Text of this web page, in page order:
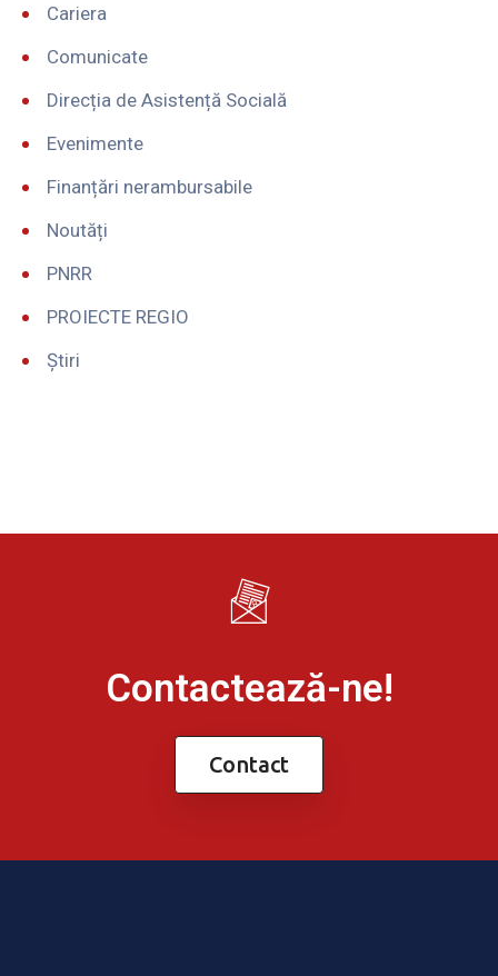
Cariera
Comunicate
Direcția de Asistență Socială
Evenimente
Finanțări nerambursabile
Noutăți
PNRR
PROIECTE REGIO
Știri
Contactează-ne!
Contact